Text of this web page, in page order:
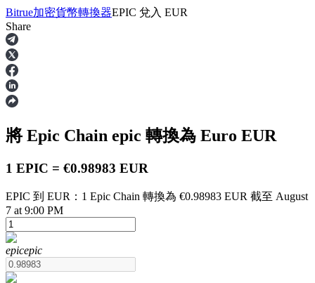
合約
多種以USDT結算的永續合約
Bitrue加密貨幣轉換器EPIC 兌入 EUR
Share
將 Epic Chain epic 轉換為 Euro EUR
1 EPIC = €0.98983 EUR
EPIC 到 EUR：1 Epic Chain 轉換為 €0.98983 EUR 截至 August
7 at 9:00 PM
epicepic